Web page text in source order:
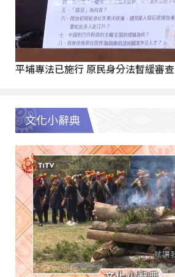
平埔專法已施行 原民身分法暫緩審查
文化小辭典